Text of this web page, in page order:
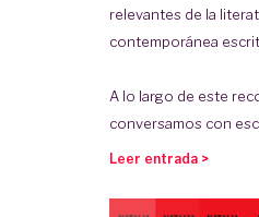
relevantes de la
contemporánea
A lo largo de este
conversamos con
Leer entrada >